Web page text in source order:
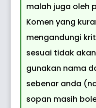
malah juga oleh
Komen yang
mengandungi
sesuai tidak
gunakan nama
sebenar anda
sopan masih